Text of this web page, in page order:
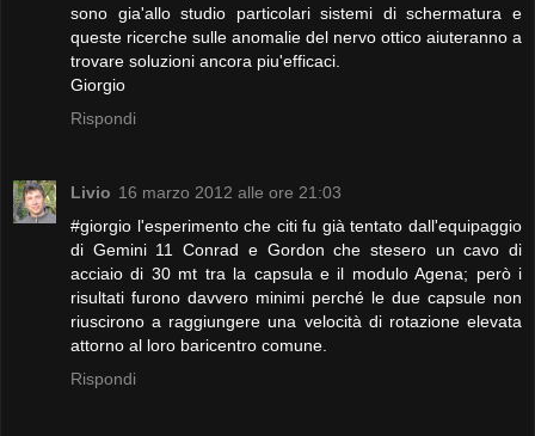
sono gia'allo studio particolari sistemi di schermatura e
queste ricerche sulle anomalie del nervo ottico aiuteranno a
trovare soluzioni ancora piu'efficaci.
Giorgio
Rispondi
Livio 16 marzo 2012 alle ore 21:03
#giorgio l'esperimento che citi fu già tentato dall'equipaggio
di Gemini 11 Conrad e Gordon che stesero un cavo di
acciaio di 30 mt tra la capsula e il modulo Agena; però i
risultati furono davvero minimi perché le due capsule non
riuscirono a raggiungere una velocità di rotazione elevata
attorno al loro baricentro comune.
Rispondi